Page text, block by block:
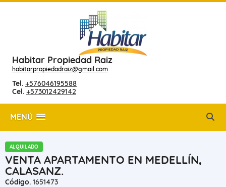
Habitar Propiedad Raiz
habitarpropiedadraiz@gmail.com
Tel. +576046195588
Cel. +573012429142
MENÚ
ALQUILADO
VENTA APARTAMENTO EN MEDELLÍN,
CALASANZ.
Código. 1651473